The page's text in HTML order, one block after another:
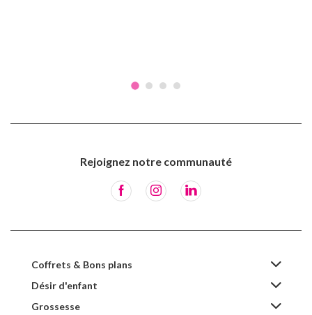
Rejoignez notre communauté
Coffrets & Bons plans
Désir d'enfant
Grossesse